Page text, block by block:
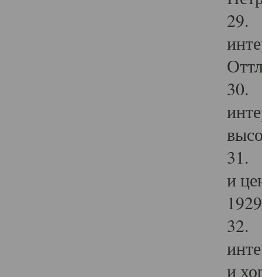
29.
30.
31.
и
32.
и